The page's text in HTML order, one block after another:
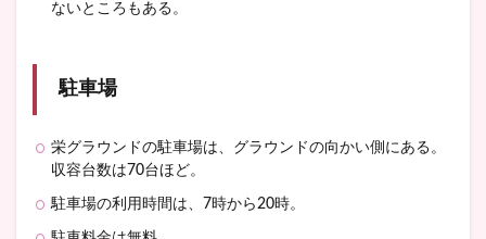
ないところもある。
駐車場
栄グラウンドの駐車場は、グラウンドの向かい側にある。
収容台数は70台ほど。
駐車場の利用時間は、7時から20時。